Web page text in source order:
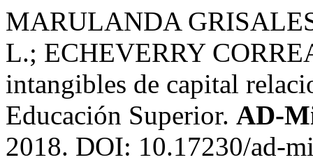
MARULANDA
L.; ECHEVERRY
intangibles de capital
Educación Superior. AD-
2018. DOI: 10.17230/ad-